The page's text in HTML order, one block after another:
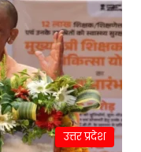
उत्तर प्रदेश